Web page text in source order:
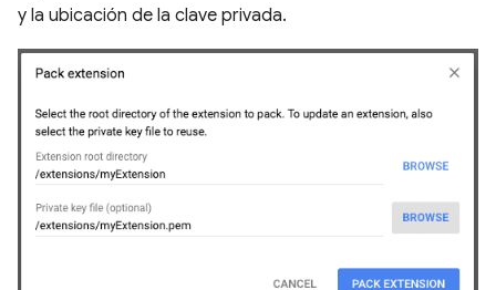
y la ubicación de la clave privada.